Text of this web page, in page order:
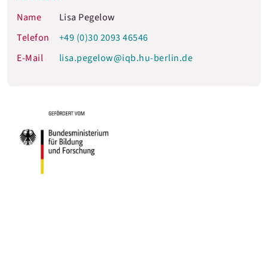
Name
Lisa Pegelow
Telefon
+49 (0)30 2093 46546
E-Mail
lisa.pegelow@iqb.hu-berlin.de